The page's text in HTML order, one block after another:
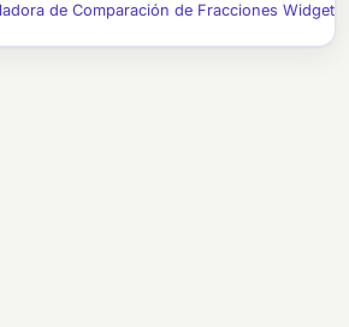
de Comparación de Fracciones Widget